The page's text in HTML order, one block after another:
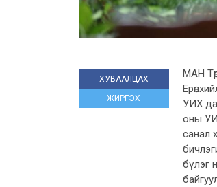
ХУВААЛЦАХ
ЖИРГЭХ
МАН
УИХ
оны
санал
бүлэг